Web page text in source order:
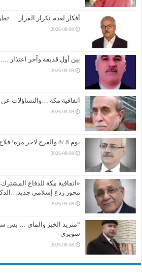
أفكار لعدم تكرار الفرار …
2026-08-09
بين أول قذيفة وآخر اعتذار
2026-08-09
اتفاقية مكة …والتساؤلات
2026-08-09
يوم 8 /8 والفرح لآخر مرة! فلاح المشعل
2026-08-08
«اتفاقية مكة للدفاع
محور ردع إسلامي
2026-08-08
“منريد الخبز والماي … بس
سويري
2026-08-08